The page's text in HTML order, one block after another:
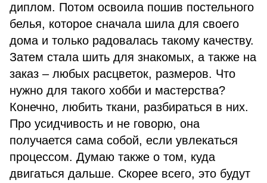
диплом. Потом освоила пошив постельного
белья, которое сначала шила для своего
дома и только радовалась такому качеству.
Затем стала шить для знакомых, а также на
заказ – любых расцветок, размеров. Что
нужно для такого хобби и мастерства?
Конечно, любить ткани, разбираться в них.
Про усидчивость и не говорю, она
получается сама собой, если увлекаться
процессом. Думаю также о том, куда
двигаться дальше. Скорее всего, это будут